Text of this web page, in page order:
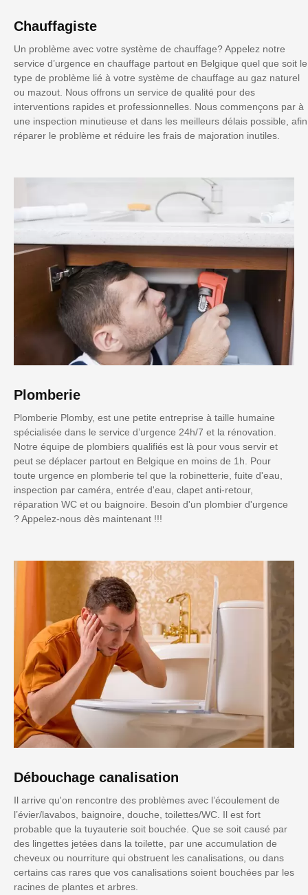
Chauffagiste
Un problème avec votre système de chauffage? Appelez notre
service d’urgence en chauffage partout en Belgique quel que soit le
type de problème lié à votre système de chauffage au gaz naturel
ou mazout. Nous offrons un service de qualité pour des
interventions rapides et professionnelles. Nous commençons par à
une inspection minutieuse et dans les meilleurs délais possible, afin
réparer le problème et réduire les frais de majoration inutiles.
Plomberie
Plomberie Plomby, est une petite entreprise à taille humaine
spécialisée dans le service d’urgence 24h/7 et la rénovation.
Notre équipe de plombiers qualifiés est là pour vous servir et
peut se déplacer partout en Belgique en moins de 1h. Pour
toute urgence en plomberie tel que la robinetterie, fuite d'eau,
inspection par caméra, entrée d'eau, clapet anti-retour,
réparation WC et ou baignoire. Besoin d'un plombier d'urgence
? Appelez-nous dès maintenant !!!
Débouchage canalisation
Il arrive qu'on rencontre des problèmes avec l’écoulement de
l’évier/lavabos, baignoire, douche, toilettes/WC. Il est fort
probable que la tuyauterie soit bouchée. Que se soit causé par
des lingettes jetées dans la toilette, par une accumulation de
cheveux ou nourriture qui obstruent les canalisations, ou dans
certains cas rares que vos canalisations soient bouchées par les
racines de plantes et arbres.